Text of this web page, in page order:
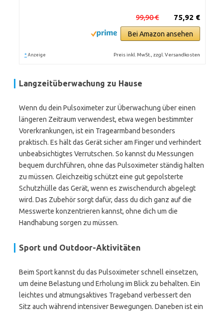
75,92 €
99,90 €
Bei Amazon ansehen
* Anzeige Preis inkl. MwSt., zzgl. Versandkosten
Langzeitüberwachung zu Hause
Wenn du dein Pulsoximeter zur Überwachung über einen
längeren Zeitraum verwendest, etwa wegen bestimmter
Vorerkrankungen, ist ein Tragearmband besonders
praktisch. Es hält das Gerät sicher am Finger und verhindert
unbeabsichtigtes Verrutschen. So kannst du Messungen
bequem durchführen, ohne das Pulsoximeter ständig halten
zu müssen. Gleichzeitig schützt eine gut gepolsterte
Schutzhülle das Gerät, wenn es zwischendurch abgelegt
wird. Das Zubehör sorgt dafür, dass du dich ganz auf die
Messwerte konzentrieren kannst, ohne dich um die
Handhabung sorgen zu müssen.
Sport und Outdoor-Aktivitäten
Beim Sport kannst du das Pulsoximeter schnell einsetzen,
um deine Belastung und Erholung im Blick zu behalten. Ein
leichtes und atmungsaktives Trageband verbessert den
Sitz auch während intensiver Bewegungen. Daneben ist ein